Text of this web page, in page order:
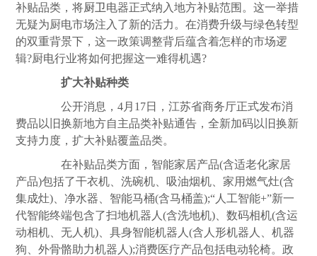
补贴品类，将厨卫电器正式纳入地方补贴范围。这一举措
无疑为厨电市场注入了新的活力。在消费升级与绿色转型
的双重背景下，这一政策调整背后蕴含着怎样的市场逻
辑?厨电行业将如何把握这一难得机遇?
扩大补贴种类
公开消息，4月17日，江苏省商务厅正式发布消
费品以旧换新地方自主品类补贴通告，全新加码以旧换新
支持力度，扩大补贴覆盖品类。
在补贴品类方面，智能家居产品(含适老化家居
产品)包括了干衣机、洗碗机、吸油烟机、家用燃气灶(含
集成灶)、净水器、智能马桶(含马桶盖);“人工智能+”新一
代智能终端包含了扫地机器人(含洗地机)、数码相机(含运
动相机、无人机)、具身智能机器人(含人形机器人、机器
狗、外骨骼助力机器人);消费医疗产品包括电动轮椅。政